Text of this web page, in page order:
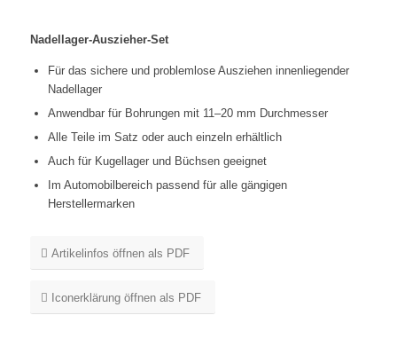
Nadellager-Auszieher-Set
Für das sichere und problemlose Ausziehen innenliegender
Nadellager
Anwendbar für Bohrungen mit 11–20 mm Durchmesser
Alle Teile im Satz oder auch einzeln erhältlich
Auch für Kugellager und Büchsen geeignet
Im Automobilbereich passend für alle gängigen
Herstellermarken
Artikelinfos öffnen als PDF
Iconerklärung öffnen als PDF